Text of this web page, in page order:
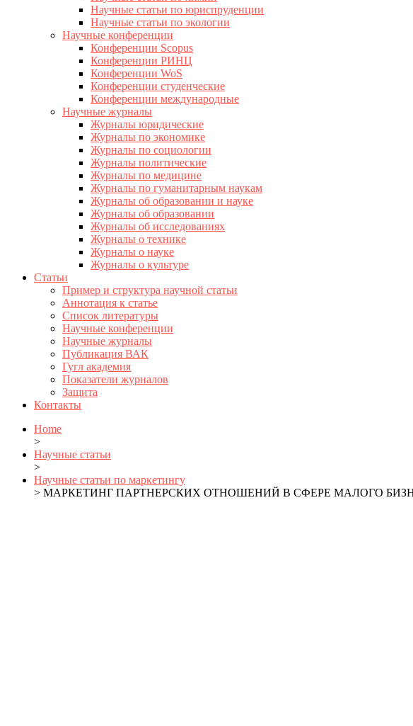
Научные статьи по юриспруденции
Научные статьи по экологии
Научные конференции
Конференции Scopus
Конференции РИНЦ
Конференции WoS
Конференции студенческие
Конференции международные
Научные журналы
Журналы юридические
Журналы по экономике
Журналы по социологии
Журналы политические
Журналы по медицине
Журналы по гуманитарным наукам
Журналы об образовании и науке
Журналы об образовании
Журналы об исследованиях
Журналы о технике
Журналы о науке
Журналы о культуре
Статьи
Пример и структура научной статьи
Аннотация к статье
Список литературы
Научные конференции
Научные журналы
Публикация ВАК
Гугл академия
Показатели журналов
Защита
Контакты
Home
>
Научные статьи
>
Научные статьи по маркетингу
> МАРКЕТИНГ ПАРТНЕРСКИХ ОТНОШЕНИЙ В СФЕРЕ МАЛОГО